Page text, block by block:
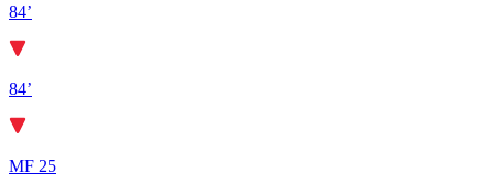
84’
84’
MF 25